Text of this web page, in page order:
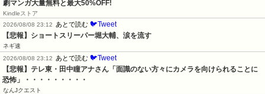
劇マンガ大量無料と最大50%OFF!
Kindleストア
2026/08/08 23:12
あとで読む 🐦Tweet
【悲報】ショートスリーパー堀大輔、涙を流す
ネギ速
2026/08/08 23:12
あとで読む 🐦Tweet
【悲報】テレ東・田中瞳アナさん「面識のない方々にカメラを向けられることに
恐怖」・・・・・・・・・
なんJクエスト